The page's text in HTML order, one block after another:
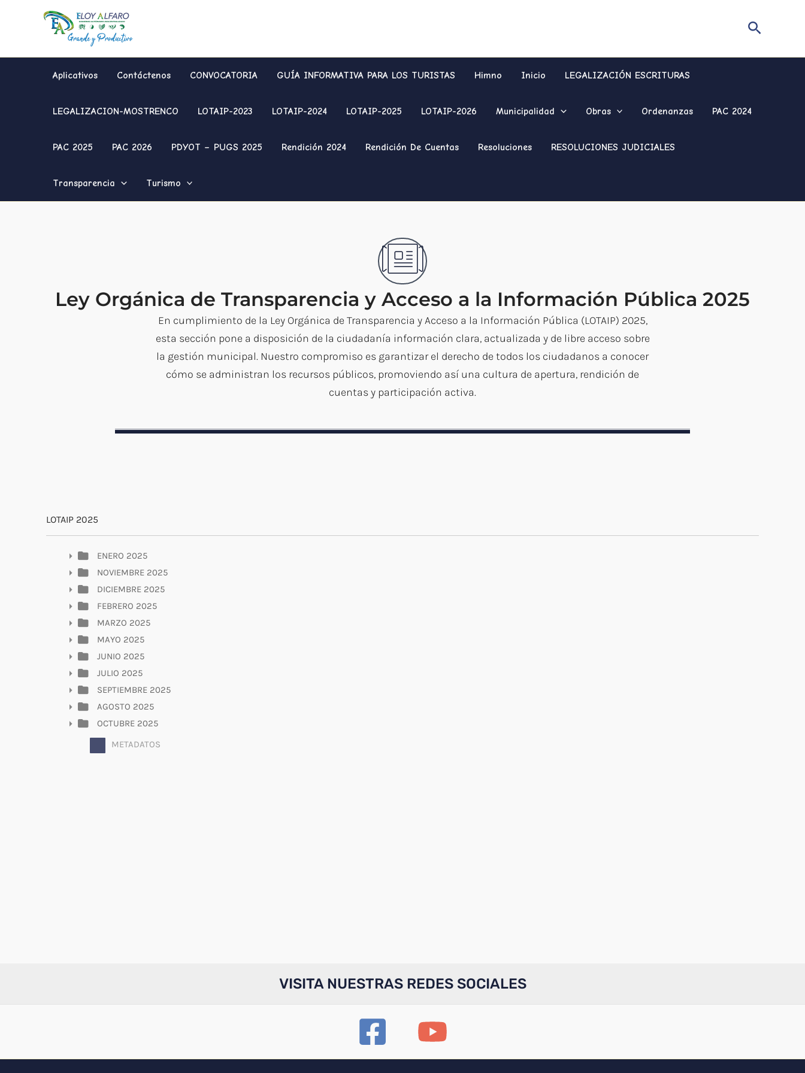
Buscar
Aplicativos Contáctenos CONVOCATORIA GUÍA INFORMATIVA PARA LOS TURISTAS Himno Inicio LEGALIZACIÓN ESCRITURAS
LEGALIZACION-MOSTRENCO LOTAIP-2023 LOTAIP-2024 LOTAIP-2025 LOTAIP-2026 Municipalidad Obras Ordenanzas PAC 2024
PAC 2025 PAC 2026 PDYOT – PUGS 2025 Rendición 2024 Rendición De Cuentas Resoluciones RESOLUCIONES JUDICIALES
Transparencia Turismo
Ley Orgánica de Transparencia y Acceso a la Información Pública 2025
En cumplimiento de la Ley Orgánica de Transparencia y Acceso a la Información Pública (LOTAIP) 2025,
esta sección pone a disposición de la ciudadanía información clara, actualizada y de libre acceso sobre
la gestión municipal. Nuestro compromiso es garantizar el derecho de todos los ciudadanos a conocer
cómo se administran los recursos públicos, promoviendo así una cultura de apertura, rendición de
cuentas y participación activa.
LOTAIP 2025
ENERO 2025
NOVIEMBRE 2025
DICIEMBRE 2025
FEBRERO 2025
MARZO 2025
MAYO 2025
JUNIO 2025
JULIO 2025
SEPTIEMBRE 2025
AGOSTO 2025
OCTUBRE 2025
METADATOS
VISITA NUESTRAS REDES SOCIALES